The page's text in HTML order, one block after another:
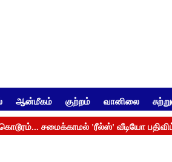
ஆன்மீகம் குற்றம் வானிலை